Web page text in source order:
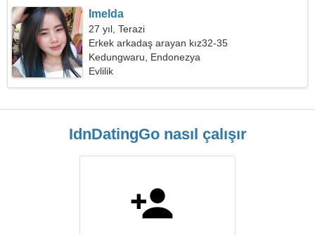
Imelda
27 yıl, Terazi
Erkek arkadaş arayan kız32-35
Kedungwaru, Endonezya
Evlilik
IdnDatingGo nasıl çalışır